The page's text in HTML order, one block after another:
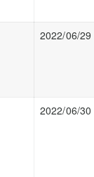
2022/06/29
2022/06/30